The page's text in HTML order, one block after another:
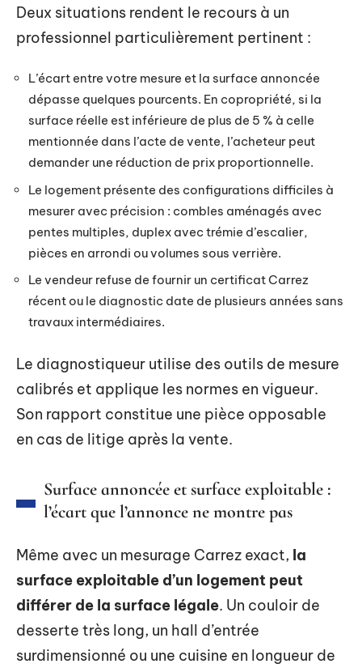
Deux situations rendent le recours à un
professionnel particulièrement pertinent :
L’écart entre votre mesure et la surface annoncée
dépasse quelques pourcents. En copropriété, si la
surface réelle est inférieure de plus de 5 % à celle
mentionnée dans l’acte de vente, l’acheteur peut
demander une réduction de prix proportionnelle.
Le logement présente des configurations difficiles à
mesurer avec précision : combles aménagés avec
pentes multiples, duplex avec trémie d’escalier,
pièces en arrondi ou volumes sous verrière.
Le vendeur refuse de fournir un certificat Carrez
récent ou le diagnostic date de plusieurs années sans
travaux intermédiaires.
Le diagnostiqueur utilise des outils de mesure
calibrés et applique les normes en vigueur.
Son rapport constitue une pièce opposable
en cas de litige après la vente.
Surface annoncée et surface exploitable :
l’écart que l’annonce ne montre pas
Même avec un mesurage Carrez exact, la
surface exploitable d’un logement peut
différer de la surface légale. Un couloir de
desserte très long, un hall d’entrée
surdimensionné ou une cuisine en longueur de